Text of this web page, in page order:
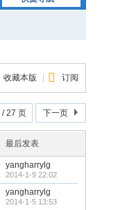
收藏本版 订阅
/ 27 页 下一页
最后发表
yangharrylg
2014-1-9 22:02
yangharrylg
2014-1-5 13:53